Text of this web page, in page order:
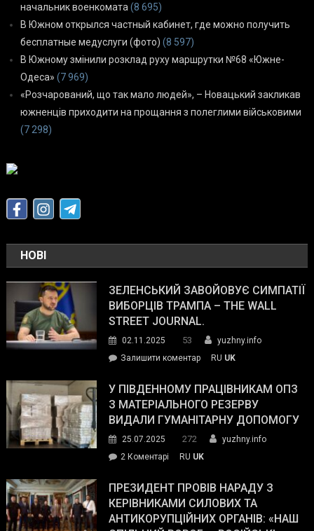
начальник военкомата (8 695)
В Южном открылся частный кабинет, где можно получить
бесплатные медуслуги (фото) (8 597)
В Южному змінили розклад руху маршрутки №68 «Южне-
Одеса» (7 969)
«Розчарований, що так мало людей», – Новацький закликав
южненців приходити на прощання з полеглими військовими
(7 298)
НОВІ
ЗЕЛЕНСЬКИЙ ЗАВОЙОВУЄ СИМПАТІЇ
ВИБОРЦІВ ТРАМПА – THE WALL
STREET JOURNAL.
02.11.2025 53
yuzhny.info
Залишити коментарon
завойовує
симпатії
виборців
The
Street
Journal.
RU UK
У ПІВДЕННОМУ ПРАЦІВНИКАМ ОПЗ
З МАТЕРІАЛЬНОГО РЕЗЕРВУ
ВИДАЛИ ГУМАНІТАРНУ ДОПОМОГУ
25.07.2025 272
yuzhny.info
2 Коментарі
Південному
працівникам
ОПЗ
RU UK
ПРЕЗИДЕНТ ПРОВІВ НАРАДУ З
КЕРІВНИКАМИ СИЛОВИХ ТА
АНТИКОРУПЦІЙНИХ ОРГАНІВ: «НАШ